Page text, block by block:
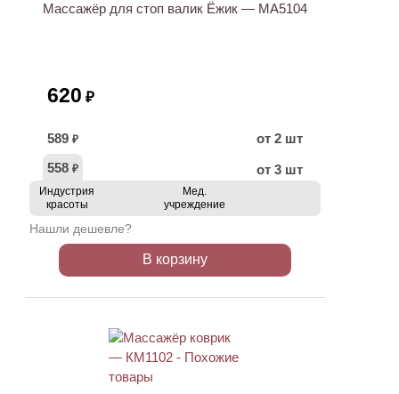
Массажёр для стоп валик Ёжик — МА5104
620 ₽
589 ₽
от 2 шт
558 ₽ от 3 шт
Индустрия
красоты
Мед.
учреждение
Нашли дешевле?
В корзину